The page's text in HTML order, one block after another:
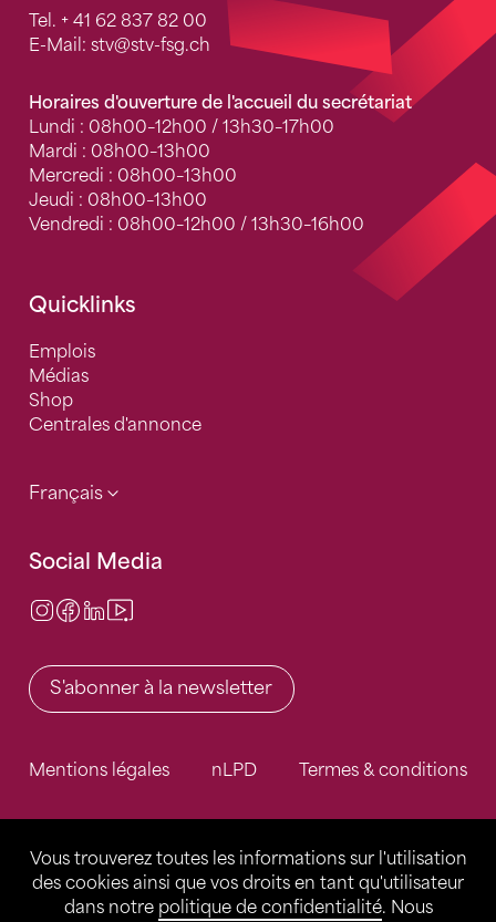
Vous trouverez toutes les informations sur l'utilisation
des cookies ainsi que vos droits en tant qu'utilisateur
dans notre politique de confidentialité. Nous
Tel. + 41 62 837 82 00
E-Mail: stv@stv-fsg.ch
Horaires d'ouverture de l'accueil du secrétariat
Lundi : 08h00–12h00 / 13h30–17h00
Mardi : 08h00–13h00
Mercredi : 08h00–13h00
Jeudi : 08h00–13h00
Vendredi : 08h00–12h00 / 13h30–16h00
Quicklinks
Emplois
Médias
Shop
Centrales d'annonce
Français
Social Media
Instagram
Facebook
LinkedIn
S'abonner à la newsletter
Mentions légales nLPD Termes & conditions